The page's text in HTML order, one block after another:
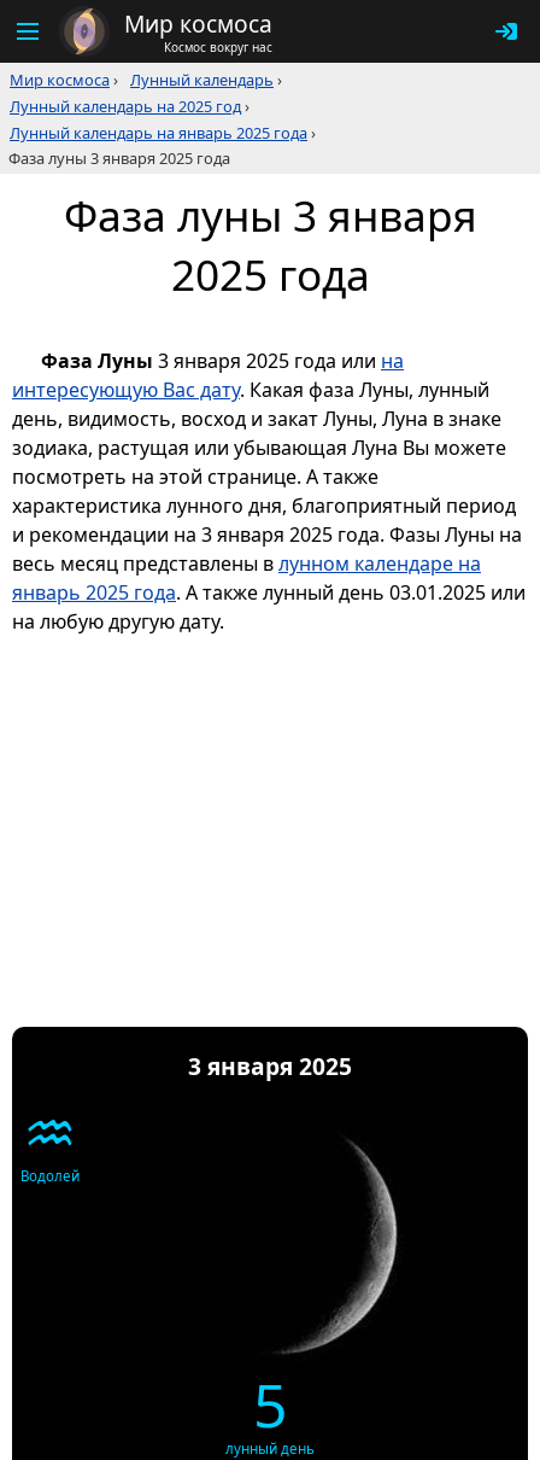
Мир космоса
Космос вокруг нас
Мир космоса› Лунный календарь ›
Лунный календарь на 2025 год›
Лунный календарь на январь 2025 года›
Фаза луны 3 января 2025 года
Фаза луны 3 января
2025 года
Фаза Луны 3 января 2025 года или на
интересующую Вас дату. Какая фаза Луны, лунный
день, видимость, восход и закат Луны, Луна в знаке
зодиака, растущая или убывающая Луна Вы можете
посмотреть на этой странице. А также
характеристика лунного дня, благоприятный период
и рекомендации на 3 января 2025 года. Фазы Луны на
весь месяц представлены влунном календаре на
январь 2025 года. А также лунный день 03.01.2025 или
на любую другую дату.
3 января 2025
♒
Водолей
5
лунный день